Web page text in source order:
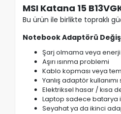
MSI Katana 15
Bu ürün ile birlikte topraklı
Notebook Adaptörü
Şarj olmama veya
Aşırı ısınma problemi
Kablo kopması veya
Yanlış adaptör
Elektriksel hasar / kısa
Laptop sadece batarya
Seyahat ya da ikinci